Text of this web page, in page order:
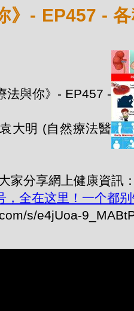
》- EP457 -
法與你》- EP457 -
大明 (自然療法醫
家分享網上健康資訊
，全在这里！一个都
s/e4jUoa-